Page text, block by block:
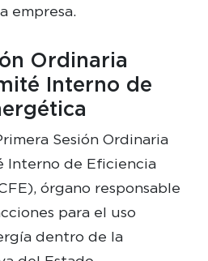
empresa.
Ordinaria
Interno de
Sesión Ordinaria
Interno de Eficiencia
órgano responsable
para el uso
dentro de la